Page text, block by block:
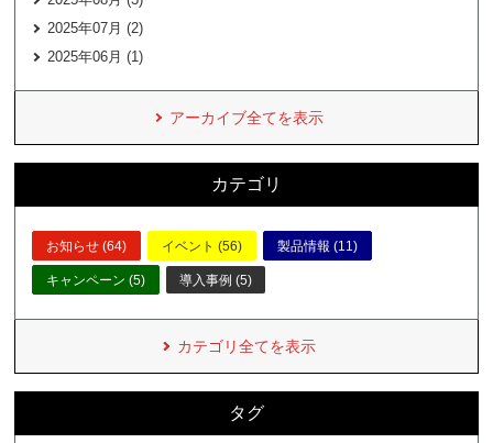
2025年07月 (2)
2025年06月 (1)
アーカイブ全てを表示
カテゴリ
お知らせ (64) イベント (56) 製品情報 (11)
キャンペーン (5) 導入事例 (5)
カテゴリ全てを表示
タグ